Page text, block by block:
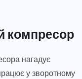
компресор
нагадує
у зворотному